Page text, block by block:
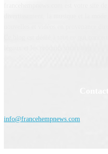
info@francehempnews.com